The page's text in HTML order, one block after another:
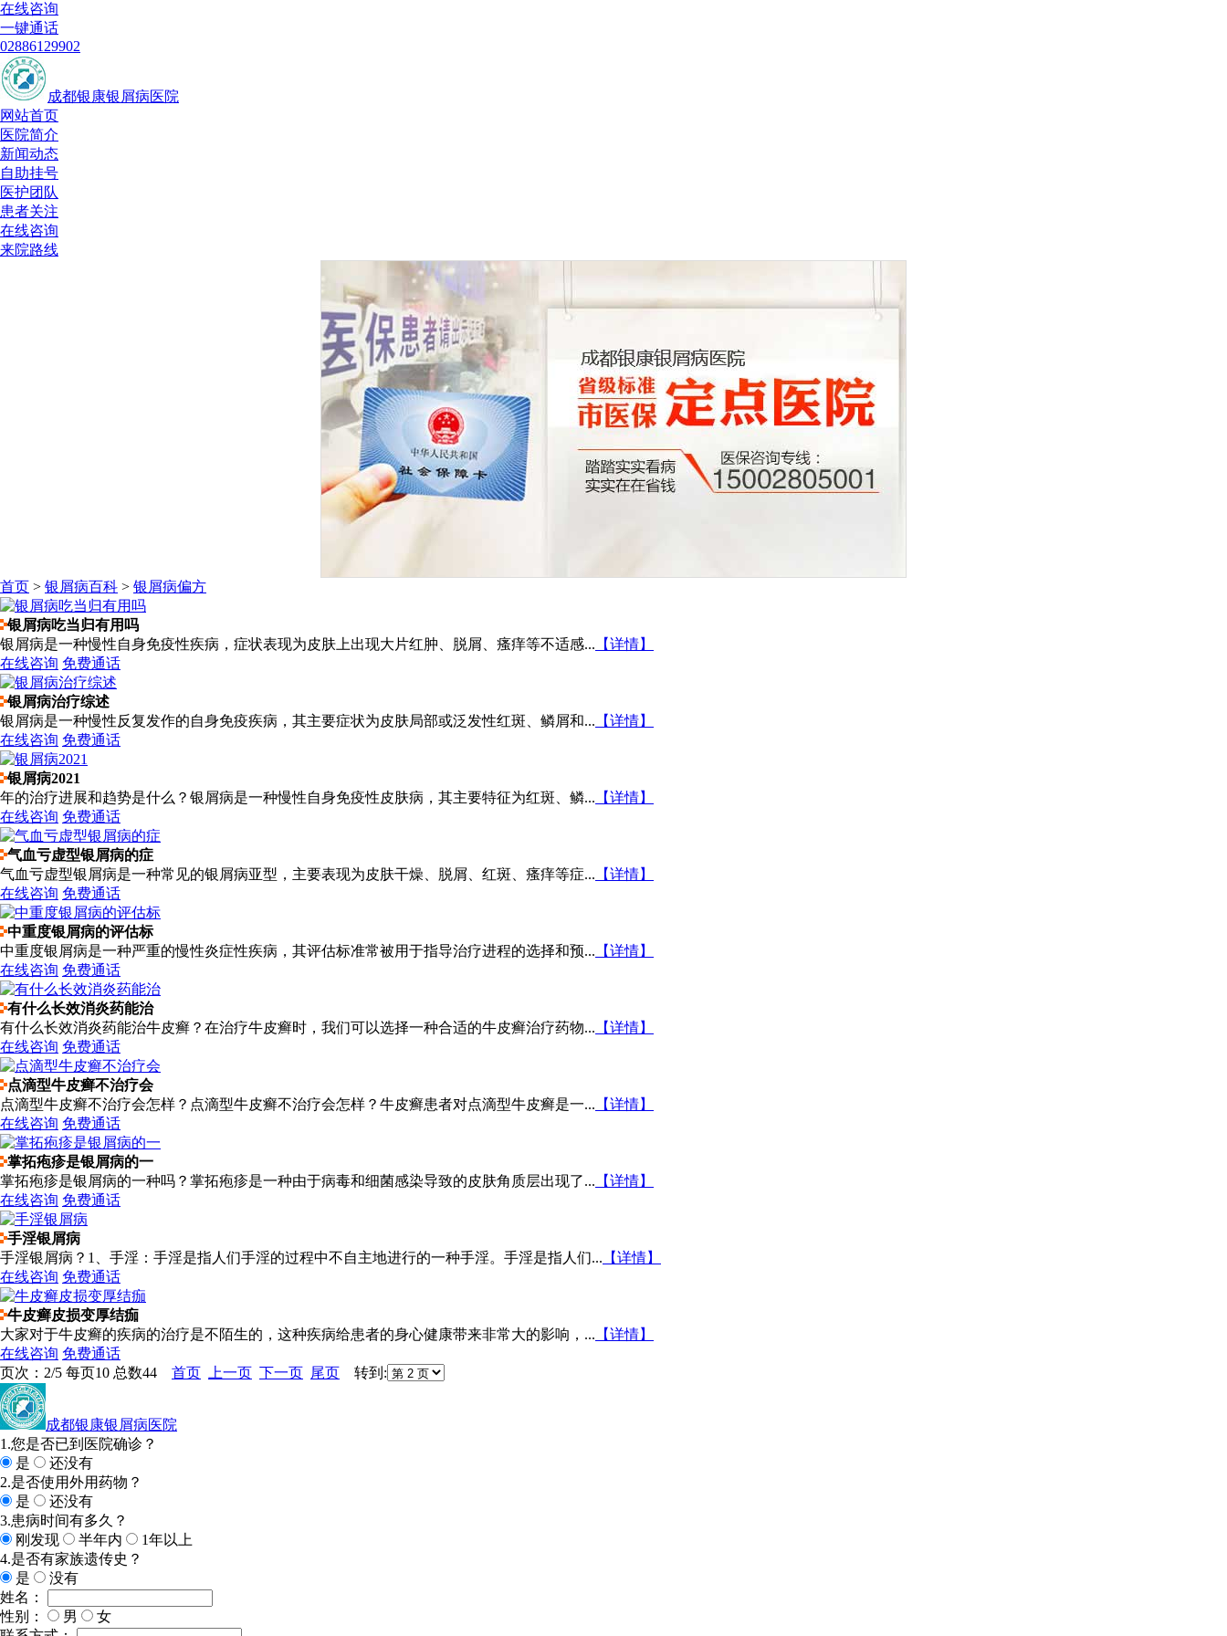
在线咨询
一键通话
02886129902
成都银康银屑病医院
网站首页
医院简介
新闻动态
自助挂号
医护团队
患者关注
在线咨询
来院路线
首页 > 银屑病百科 > 银屑病偏方
银屑病吃当归有用吗
银屑病是一种慢性自身免疫性疾病，症状表现为皮肤上出现大片红肿、脱屑、瘙痒等不适感... 【详情】
在线咨询 免费通话
银屑病治疗综述
银屑病是一种慢性反复发作的自身免疫疾病，其主要症状为皮肤局部或泛发性红斑、鳞屑和... 【详情】
在线咨询 免费通话
银屑病2021
年的治疗进展和趋势是什么？银屑病是一种慢性自身免疫性皮肤病，其主要特征为红斑、鳞... 【详情】
在线咨询 免费通话
气血亏虚型银屑病的症
气血亏虚型银屑病是一种常见的银屑病亚型，主要表现为皮肤干燥、脱屑、红斑、瘙痒等症... 【详情】
在线咨询 免费通话
中重度银屑病的评估标
中重度银屑病是一种严重的慢性炎症性疾病，其评估标准常被用于指导治疗进程的选择和预... 【详情】
在线咨询 免费通话
有什么长效消炎药能治
有什么长效消炎药能治牛皮癣？在治疗牛皮癣时，我们可以选择一种合适的牛皮癣治疗药物... 【详情】
在线咨询 免费通话
点滴型牛皮癣不治疗会
点滴型牛皮癣不治疗会怎样？点滴型牛皮癣不治疗会怎样？牛皮癣患者对点滴型牛皮癣是一... 【详情】
在线咨询 免费通话
掌拓疱疹是银屑病的一
掌拓疱疹是银屑病的一种吗？掌拓疱疹是一种由于病毒和细菌感染导致的皮肤角质层出现了... 【详情】
在线咨询 免费通话
手淫银屑病
手淫银屑病？1、手淫：手淫是指人们手淫的过程中不自主地进行的一种手淫。手淫是指人们... 【详情】
在线咨询 免费通话
牛皮癣皮损变厚结痂
大家对于牛皮癣的疾病的治疗是不陌生的，这种疾病给患者的身心健康带来非常大的影响，... 【详情】
在线咨询 免费通话
页次：2/5 每页10 总数44 首页 上一页 下一页 尾页 转到:
成都银康银屑病医院
1.您是否已到医院确诊？
是
还没有
2.是否使用外用药物？
是
还没有
3.患病时间有多久？
刚发现
半年内
1年以上
4.是否有家族遗传史？
是
没有
姓名：
性别：
男
女